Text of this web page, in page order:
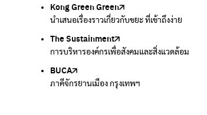
Kong Green Green
นำเสนอเรื่องราวเกี่ยวกับขยะ ที่เข้าถึงง่าย
The Sustainment
การบริหารองค์กรเพื่อสังคมและสิ่งแวดล้อม
BUCA
ภาคีจักรยานเมือง กรุงเทพฯ
ECOLIFE
แพลตฟอร์มเพื่อสิ่งแวดล้อม
มือวิเศษกรุงเทพ
บริจาคขยะไปอัพไซเคิลเป็นชุดพนักงานกวาดถนน